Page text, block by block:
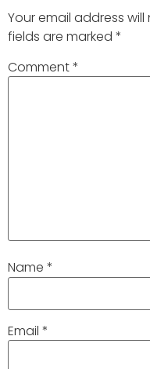
Your email address
fields are marked *
Comment*
Name *
Email *